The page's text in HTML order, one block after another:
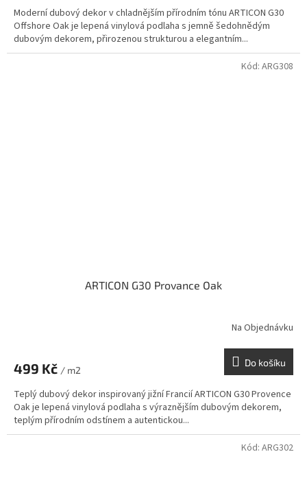
Moderní dubový dekor v chladnějším přírodním tónu ARTICON G30
Offshore Oak je lepená vinylová podlaha s jemně šedohnědým
dubovým dekorem, přirozenou strukturou a elegantním...
ARTICON G30 Provance Oak
Na Objednávku
499 Kč / m2
Do košíku
Teplý dubový dekor inspirovaný jižní Francií ARTICON G30 Provence
Oak je lepená vinylová podlaha s výraznějším dubovým dekorem,
teplým přírodním odstínem a autentickou...
Kód: ARG308
Kód: ARG302